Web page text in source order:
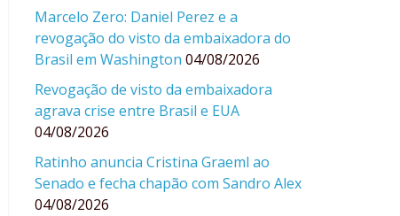
Marcelo Zero: Daniel Perez e a
revogação do visto da embaixadora do
Brasil em Washington 04/08/2026
Revogação de visto da embaixadora
agrava crise entre Brasil e EUA
04/08/2026
Ratinho anuncia Cristina Graeml ao
Senado e fecha chapão com Sandro Alex
04/08/2026